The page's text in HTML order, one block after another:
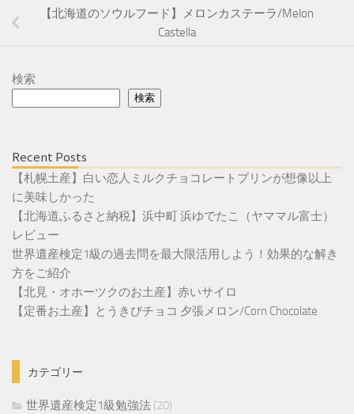
【北海道のソウルフード】メロンカステーラ/Melon
Castella
検索
検索
Recent Posts
【札幌土産】白い恋人ミルクチョコレートプリンが想像以上
に美味しかった
【北海道ふるさと納税】浜中町 浜ゆでたこ（ヤママル富士）
レビュー
世界遺産検定1級の過去問を最大限活用しよう！効果的な解き
方をご紹介
【北見・オホーツクのお土産】赤いサイロ
【定番お土産】とうきびチョコ 夕張メロン/Corn Chocolate
カテゴリー
世界遺産検定1級勉強法 (20)